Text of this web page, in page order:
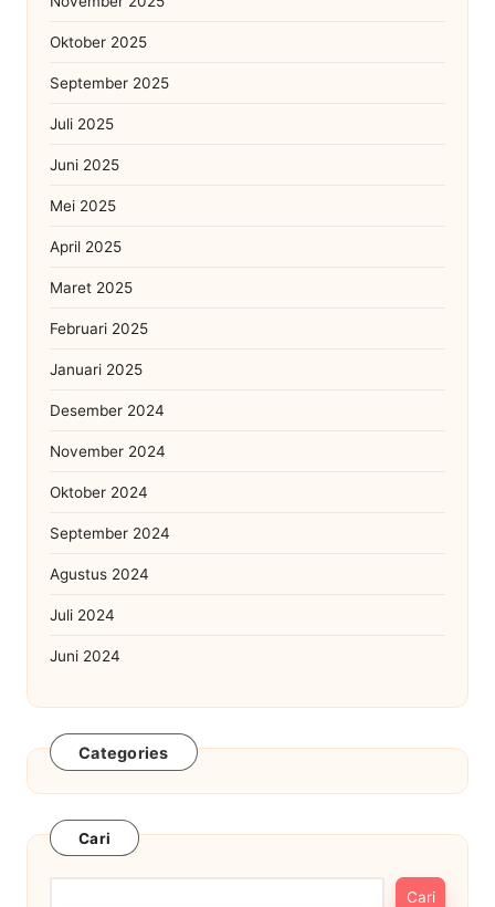
Oktober 2025
September 2025
Juli 2025
Juni 2025
Mei 2025
April 2025
Maret 2025
Februari 2025
Januari 2025
Desember 2024
November 2024
Oktober 2024
September 2024
Agustus 2024
Juli 2024
Juni 2024
Categories
Cari
Cari